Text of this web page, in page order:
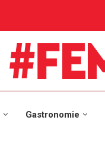
Gastronomie